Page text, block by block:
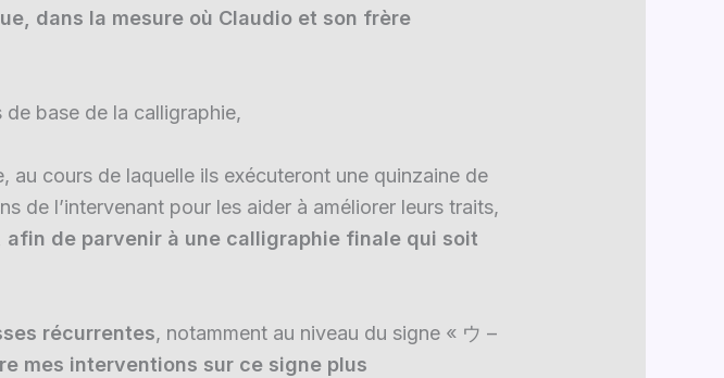
dans la mesure où Claudio et son frère
base de la calligraphie,
au cours de laquelle ils exécuteront une quinzaine de
de l’intervenant pour les aider à améliorer leurs traits,
, afin de parvenir à une calligraphie finale qui soit
récurrentes, notamment au niveau du signe « ウ –
mes interventions sur ce signe plus